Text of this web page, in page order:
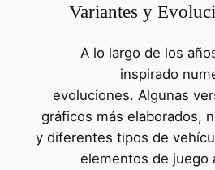
Variantes y
A lo largo de los
inspirado
evoluciones. Algunas
gráficos más elaborados,
y diferentes tipos de
elementos de juego